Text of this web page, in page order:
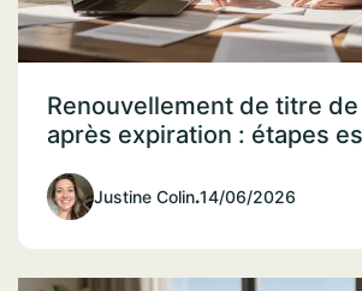
Renouvellement de titre
après expiration : étapes
Justine Colin.14/06/2026